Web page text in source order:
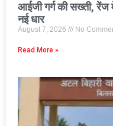
आईजी गर्ग की सख्ती, रेंज
नई धार
August 7, 2026 No
Read More »